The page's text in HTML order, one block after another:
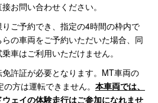
お問い合わせください。
ご予約でき、指定の4時間の枠内で
の車両をご予約いただいた場合、同
車はご利用いただけません。
免許証が必要となります。MT車両の
方は運転できません。 本車両では、
ェイの体験走行はご参加になれませ